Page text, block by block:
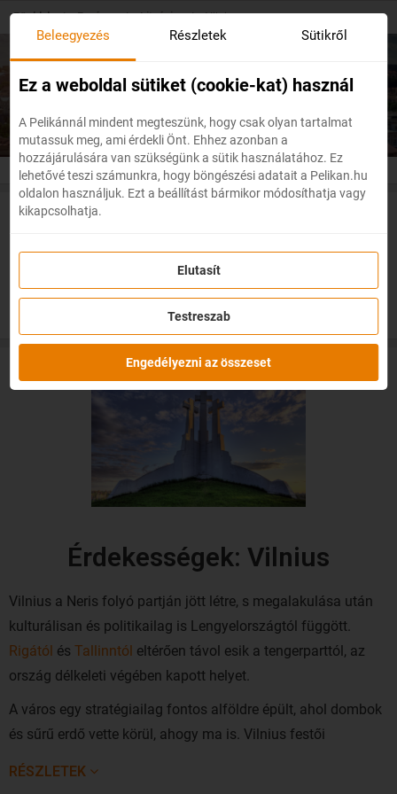
content
Főoldal / Európa / Litvánia / Vilnius
Olcsó repülőjegyekVilnius
Érdekességek: Vilnius
Vilnius a Neris folyó partján jött létre, s megalakulása után
kulturálisan és politikailag is Lengyelországtól függött.
Rigától és Tallinntól eltérően távol esik a tengerparttól, az
ország délkeleti végében kapott helyet.
A város egy stratégiailag fontos alföldre épült, ahol dombok
és sűrű erdő vette körül, ahogy ma is. Vilnius festői
szépségét a belváros érintetlen barokk épületei mellett a
RÉSZLETEK
Beleegyezés Részletek Sütikről
Ez a weboldal sütiket (cookie-kat) használ
A Pelikánnál mindent megteszünk, hogy csak olyan tartalmat
mutassuk meg, ami érdekli Önt. Ehhez azonban a
hozzájárulására van szükségünk a sütik használatához. Ez
lehetővé teszi számunkra, hogy böngészési adatait a Pelikan.hu
oldalon használjuk. Ezt a beállítást bármikor módosíthatja vagy
kikapcsolhatja.
Elutasít
Testreszab
Engedélyezni az összeset